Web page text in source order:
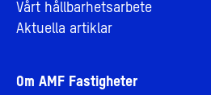
Vårt hållbarhetsarbete
Aktuella artiklar
Om AMF Fastigheter